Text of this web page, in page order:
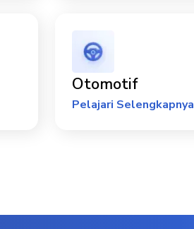
Otomotif
Pelajari Selengkapnya